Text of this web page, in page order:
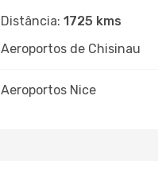
Distância: 1725 kms
Aeroportos de Chisinau
Aeroportos Nice